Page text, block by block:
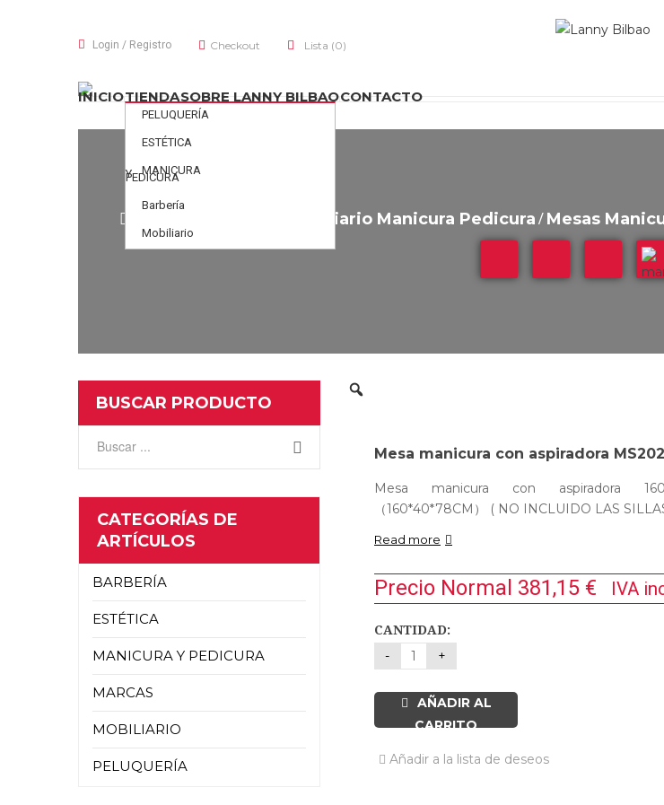
Login / Registro Checkout Lista (0)
INICIOTIENDA
PELUQUERÍA
ESTÉTICA
MANICURA
Y
PEDICURA
Barbería
Mobiliario
SOBRE LANNY BILBAOCONTACTO
Mobiliario Manicura Pedicura Mesas
BUSCAR PRODUCTO
CATEGORÍAS DE
ARTÍCULOS
BARBERÍA
ESTÉTICA
MANICURA Y PEDICURA
MARCAS
MOBILIARIO
PELUQUERÍA
Mesa manicura con aspiradora
Mesa manicura con aspiradora
（160*40*78CM） ( NO INCLUIDO LAS
Read more
Precio Normal 381,15 € IVA
CANTIDAD:
AÑADIR AL
CARRITO
Añadir a la lista de deseos